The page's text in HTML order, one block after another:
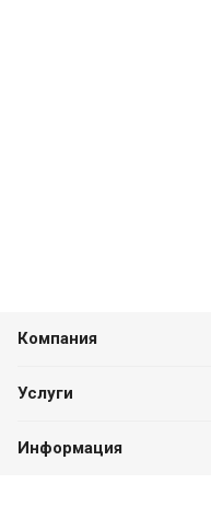
Компания
Услуги
Информация